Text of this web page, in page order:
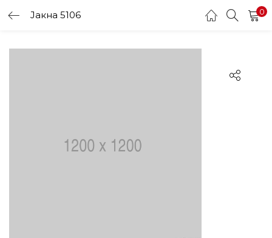
Јакна 5106 0
LOGIN
Remember me